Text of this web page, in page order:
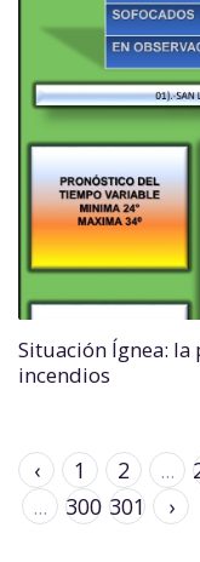
Situación Ígnea:
incendios
‹ 1 2 ...
...
300 301 ›